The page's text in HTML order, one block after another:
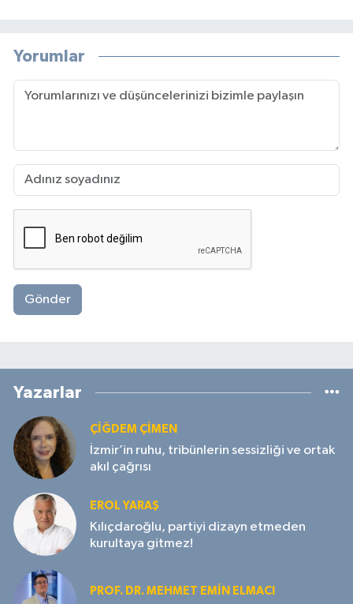
Yorumlar
Gönder
Yazarlar
ÇIĞDEM ÇIMEN
İzmir’in ruhu, tribünlerin sessizliği ve ortak
akıl çağrısı
EROL YARAŞ
Kılıçdaroğlu, partiyi dizayn etmeden
kurultaya gitmez!
PROF. DR. MEHMET EMIN ELMACI